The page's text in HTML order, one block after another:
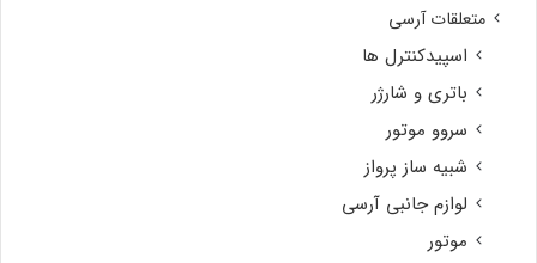
متعلقات آرسی
اسپیدکنترل ها
باتری و شارژر
سروو موتور
شبیه ساز پرواز
لوازم جانبی آرسی
موتور